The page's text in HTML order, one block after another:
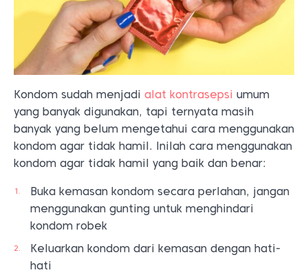
Kondom sudah menjadi alat kontrasepsi umum
yang banyak digunakan, tapi ternyata masih
banyak yang belum mengetahui cara menggunakan
kondom agar tidak hamil. Inilah cara menggunakan
kondom agar tidak hamil yang baik dan benar:
Buka kemasan kondom secara perlahan, jangan
menggunakan gunting untuk menghindari
kondom robek
Keluarkan kondom dari kemasan dengan hati-
hati